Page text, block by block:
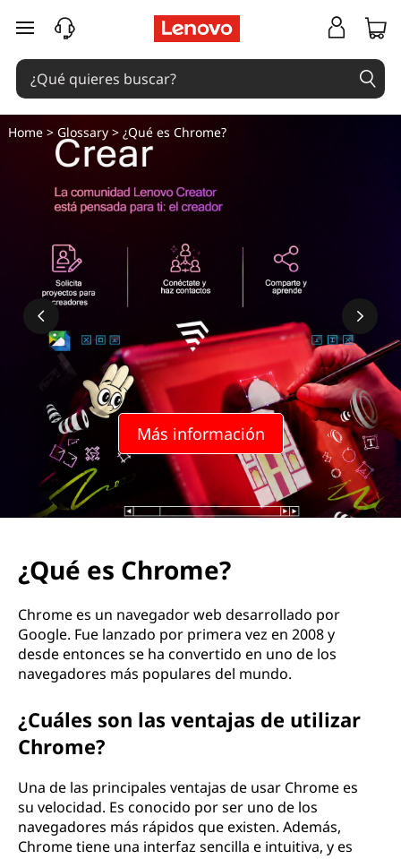
Q
u
é
Ir al contenido principal
Más información
Home> Glossary> ¿Qué es Chrome?
¿Qué es Chrome?
Chrome es un navegador web desarrollado por
Google. Fue lanzado por primera vez en 2008 y
desde entonces se ha convertido en uno de los
navegadores más populares del mundo.
¿Cuáles son las ventajas de utilizar
Chrome?
Una de las principales ventajas de usar Chrome es
su velocidad. Es conocido por ser uno de los
navegadores más rápidos que existen. Además,
Chrome tiene una interfaz sencilla e intuitiva, y es